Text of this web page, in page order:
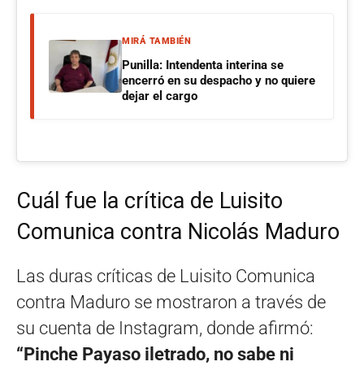
MIRÁ TAMBIÉN
Punilla: Intendenta interina se
encerró en su despacho y no quiere
dejar el cargo
Cuál fue la crítica de Luisito
Comunica contra Nicolás Maduro
Las duras críticas de Luisito Comunica
contra Maduro se mostraron a través de
su cuenta de Instagram, donde afirmó:
“Pinche Payaso iletrado, no sabe ni